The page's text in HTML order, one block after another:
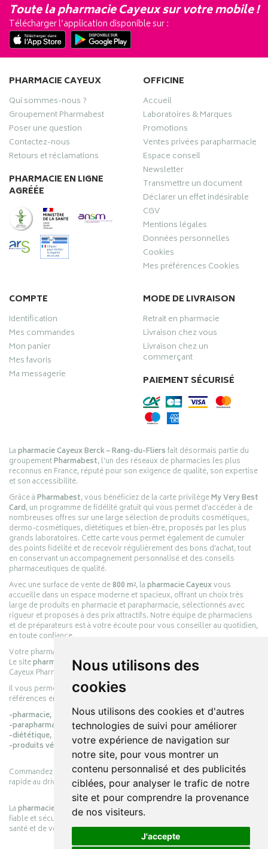
Nous utilisons des
cookies
Nous utilisons des cookies et d'autres
technologies de suivi pour améliorer
votre expérience de navigation sur
notre site, pour vous montrer un
contenu personnalisé et des publicités
ciblées, pour analyser le trafic de notre
site et pour comprendre la provenance
de nos visiteurs.
J'accepte
Toute la pharmacie Cayeux sur votre mobile !
Télécharger l’application disponible sur :
PHARMACIE CAYEUX
Qui sommes-nous ?
Groupement Pharmabest
Poser une question
Contactez-nous
Retours et réclamations
PHARMACIE EN LIGNE
AGRÉÉE
OFFICINE
Accueil
Laboratoires & Marques
Promotions
Ventes privées parapharmacie
Espace conseil
Newsletter
Transmettre un document
Déclarer un effet indésirable
CGV
Mentions légales
Données personnelles
Cookies
Mes préférences Cookies
COMPTE
Identification
Mes commandes
Mon panier
Mes favoris
Ma messagerie
MODE DE LIVRAISON
Retrait en pharmacie
Livraison chez vous
Livraison chez un
commerçant
PAIEMENT SÉCURISÉ
Lapharmacie Cayeux Berck – Rang-du-Fliersfait désormais partie du
groupementPharmabest, l’un des réseaux de pharmacies les plus
reconnus en France, réputé pour son exigence de qualité, son expertise
et son accessibilité.
Grâce àPharmabest, vous bénéficiez de la carte privilègeMy Very Best
Card, un programme de fidélité gratuit qui vous permet d’accéder à de
nombreuses offres sur une large sélection de produits cosmétiques,
dermo-cosmétiques, diététiques et bien-être, proposés par les plus
grands laboratoires. Cette carte vous permet également de cumuler
des points fidélité et de recevoir régulièrement des bons d’achat, tout
en conservant un accompagnement personnalisé et des conseils
pharmaceutiques de qualité.
Avec une surface de vente de800 m², lapharmacie Cayeuxvous
accueille dans un espace moderne et spacieux, offrant un choix très
large de produits en pharmacie et parapharmacie, sélectionnés avec
rigueur et proposés à des prix attractifs. Notre équipe de pharmaciens
et de préparateurs est à votre écoute pour vous conseiller au quotidien,
en toute confiance.
Votre pharmacie en ligne :
Le sitepharmacie-cayeux.frest le prolongement digital de la pharmacie
Cayeux Pharmabest Berck-sur-Mer – Rang-du-Fliers.
Il vous permet de réaliser vos achats en ligne parmi des milliers de
références en :
-pharmacie,
-parapharmacie,
-diététique,
-produits vétérinaires.
Commandez simplement vos produits en ligne et choisissez le retrait
rapide au drive ou la livraison à domicile, en toute simplicité.
Lapharmacie Cayeuxs’engage à vous offrir une expérience pratique,
fiable et sécurisée, en officine comme en ligne, au service de votre
santé et de votre bien-être.